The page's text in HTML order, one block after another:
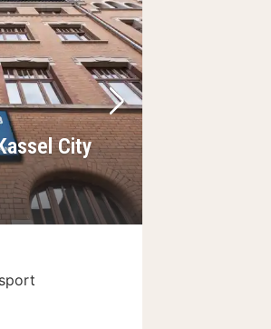
Næste billede
City